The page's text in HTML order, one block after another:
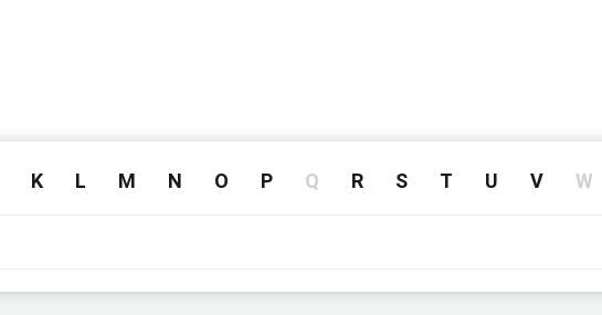
K L M N O P Q R S T U V W